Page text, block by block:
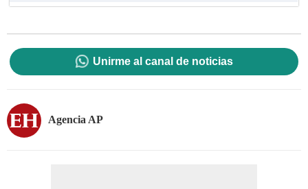
Unirme al canal de noticias
Agencia AP